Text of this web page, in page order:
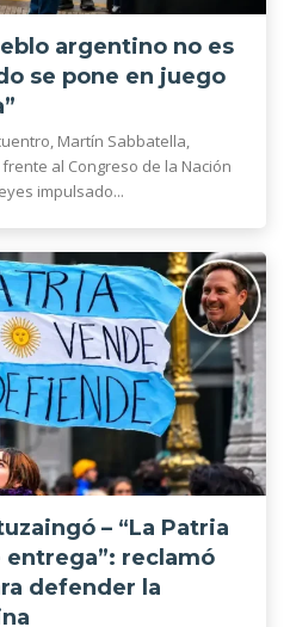
argentino no es
se pone en juego
Martín Sabbatella,
al Congreso de la Nación
impulsado...
– “La Patria
entrega”: reclamó
defender la